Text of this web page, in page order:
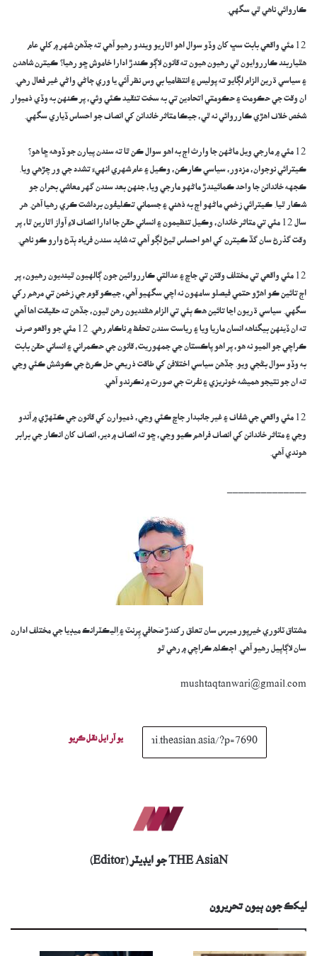
ڪاروائي ناهي ٿي سگهي.
12 مئي واقعي بابت سڀ کان وڏو سوال اهو اٿاريو ويندو رهيو آهي ته جڏهن شهر ۾ کلي عام
هٿياربند ڪارروايون ٿي رهيون هيون ته قانون لاڳو ڪندڙ ادارا خاموش ڇو رهيا؟ ڪيترن شاهدن
۽ سياسي ڌرين الزام لڳايو ته پوليس ۽ انتظاميا بي وس نظر آئي يا وري ڄاڻي واڻي غير فعال رهي.
ان وقت جي حڪومت ۽ حڪومتي اتحادين تي به سخت تنقيد ڪئي وئي، پر ڪنهن به وڏي ذميوار
شخص خلاف اهڙي ڪارروائي نه ٿي، جيڪا متاثر خاندانن کي انصاف جو احساس ڏياري سگهي.
12 مئي ۾ مارجي ويل ماڻهن جا وارث اڄ به اهو سوال ڪن ٿا ته سندن پيارن جو ڏوهه ڇا هو؟
ڪيترائي نوجوان، مزدور، سياسي ڪارڪن، وڪيل ۽ عام شهري انهيءَ تشدد جي ور چڙهي ويا.
ڪجهه خاندانن جا واحد ڪمائيندڙ ماڻهو مارجي ويا، جنهن بعد سندن گهر معاشي بحران جو
شڪار ٿيا. ڪيترائي زخمي ماڻهو اڄ به ذهني ۽ جسماني تڪليفون برداشت ڪري رهيا آهن. هر
سال 12 مئي تي متاثر خاندان، وڪيل تنظيمون ۽ انساني حقن جا ادارا انصاف لاءِ آواز اٿارين ٿا، پر
وقت گذرڻ سان گڏ ڪيترن کي اهو احساس ٿيڻ لڳو آهي ته شايد سندن فرياد ٻڌڻ وارو ڪو ناهي.
12 مئي واقعي تي مختلف وقتن تي جاچ ۽ عدالتي ڪارروائين جون ڳالهيون ٿينديون رهيون، پر
اڄ تائين ڪو اهڙو حتمي فيصلو سامهون نه اچي سگهيو آهي، جيڪو قوم جي زخمن تي مرهم رکي
سگهي. سياسي ڌريون اڃا تائين هڪ ٻئي تي الزام هڻنديون رهن ٿيون، جڏهن ته حقيقت اها آهي
ته ان ڏينهن بيگناهه انسان ماريا ويا ۽ رياست سندن تحفظ ۾ ناڪام رهي. 12 مئي جو واقعو صرف
ڪراچي جو الميو نه هو، پر اهو پاڪستان جي جمهوريت، قانون جي حڪمراني ۽ انساني حقن بابت
به وڏو سوال بڻجي ويو. جڏهن سياسي اختلافن کي طاقت ذريعي حل ڪرڻ جي ڪوشش ڪئي وڃي
ته ان جو نتيجو هميشه خونريزي ۽ نفرت جي صورت ۾ نڪرندو آهي.
12 مئي واقعي جي شفاف ۽ غير جانبدار جاچ ڪئي وڃي، ذميوارن کي قانون جي ڪٽهڙي ۾ آندو
وڃي ۽ متاثر خاندانن کي انصاف فراهم ڪيو وڃي، ڇو ته انصاف ۾ دير، انصاف کان انڪار جي برابر
هوندي آهي.
مشتاق ٽانوري خيرپور ميرس سان تعلق رکندڙ صَحافي پِرنٽ ۽ اِليڪٽرانڪ ميڊيا جي مختلف ادارن
سان لاڳاپيل رهيو آهي. اڄڪلھ ڪراچي ۾ رهي ٿو
mushtaqtanwari@gmail.com
يو آر ايل نقل ڪريو
THE AsiaN جو ايڊيٽر (Editor)
ليکڪ جون ٻيون تحريرون